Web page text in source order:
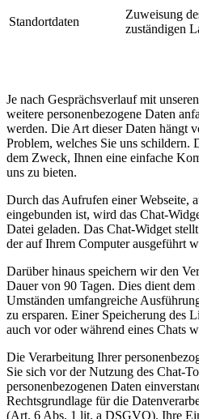
Standortdaten
Zuweisung
zuständigen
Je nach Gesprächsverlauf mit
weitere personenbezogene Daten
werden. Die Art dieser Daten hängt
Problem, welches Sie uns schildern.
dem Zweck, Ihnen eine einfache
uns zu bieten.
Durch das Aufrufen einer Webseite,
eingebunden ist, wird das Chat-
Datei geladen. Das Chat-Widget
der auf Ihrem Computer ausgeführt
Darüber hinaus speichern wir den
Dauer von 90 Tagen. Dies dient
Umständen umfangreiche
zu ersparen. Einer Speicherung des
auch vor oder während eines Chats
Die Verarbeitung Ihrer
Sie sich vor der Nutzung des Chat-
personenbezogenen Daten
Rechtsgrundlage für die
(Art. 6 Abs. 1 lit. a DSGVO). Ihre